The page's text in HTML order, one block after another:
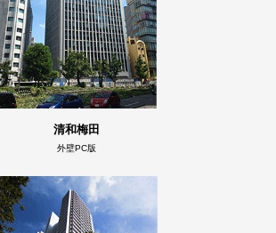
清和梅田
外壁PC版